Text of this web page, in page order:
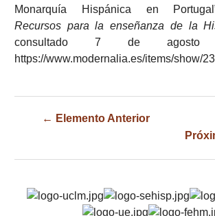
Monarquía Hispánica en
Recursos para la enseñanza de la
consultado 7 de
https://www.modernalia.es/items/show/
← Elemento Anterior